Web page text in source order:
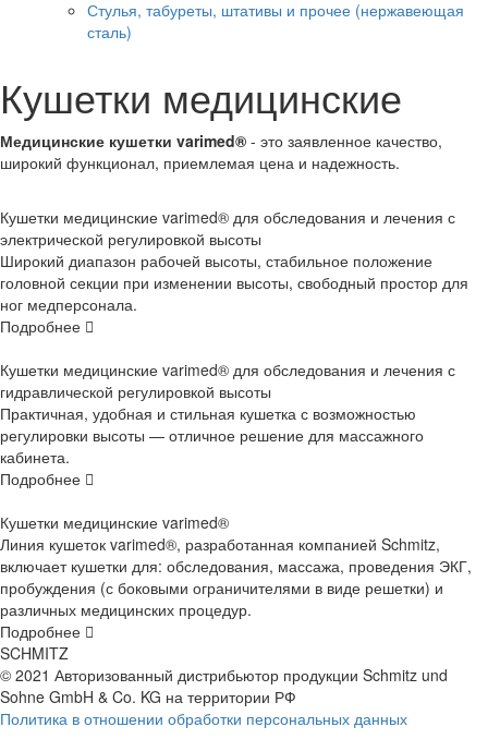
Стулья, табуреты, штативы и прочее (нержавеющая
сталь)
Кушетки медицинские
Медицинские кушетки varimed® - это заявленное качество,
широкий функционал, приемлемая цена и надежность.
Кушетки медицинские varimed® для обследования и лечения с
электрической регулировкой высоты
Широкий диапазон рабочей высоты, стабильное положение
головной секции при изменении высоты, свободный простор для
ног медперсонала.
Подробнее
Кушетки медицинские varimed® для обследования и лечения с
гидравлической регулировкой высоты
Практичная, удобная и стильная кушетка с возможностью
регулировки высоты — отличное решение для массажного
кабинета.
Подробнее
Кушетки медицинские varimed®
Линия кушеток varimed®, разработанная компанией Schmitz,
включает кушетки для: обследования, массажа, проведения ЭКГ,
пробуждения (с боковыми ограничителями в виде решетки) и
различных медицинских процедур.
Подробнее
SCHMITZ
© 2021 Авторизованный дистрибьютор продукции Schmitz und
Sohne GmbH & Co. KG на территории РФ
Политика в отношении обработки персональных данных